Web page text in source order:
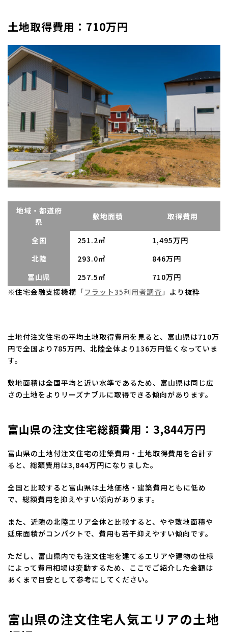
土地取得費用：710万円
地域・都道府
県
敷地面積 取得費用
全国 251.2㎡
1,495万円
北陸
293.0㎡
846万円
富山県
257.5㎡
710万円
※住宅金融支援機構「フラット35利用者調査 」より抜粋
土地付注文住宅の平均土地取得費用を見ると、富山県は710万
円で全国より785万円、北陸全体より136万円低くなっていま
す。
敷地面積は全国平均と近い水準であるため、富山県は同じ広
さの土地をよりリーズナブルに取得できる傾向があります。
富山県の注文住宅総額費用：3,844万円
富山県の土地付注文住宅の建築費用・土地取得費用を合計す
ると、総額費用は3,844万円になりました。
全国と比較すると富山県は土地価格・建築費用ともに低め
で、総額費用を抑えやすい傾向があります。
また、近隣の北陸エリア全体と比較すると、やや敷地面積や
延床面積がコンパクトで、費用も若干抑えやすい傾向です。
ただし、富山県内でも注文住宅を建てるエリアや建物の仕様
によって費用相場は変動するため、ここでご紹介した金額は
あくまで目安として参考にしてください。
富山県の注文住宅人気エリアの土地